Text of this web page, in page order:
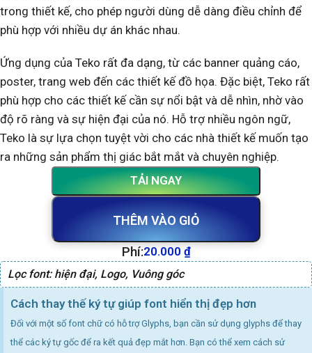
trong thiết kế, cho phép người dùng dễ dàng điều chỉnh để
phù hợp với nhiều dự án khác nhau.
Ứng dụng của Teko rất đa dạng, từ các banner quảng cáo,
poster, trang web đến các thiết kế đồ họa. Đặc biệt, Teko rất
phù hợp cho các thiết kế cần sự nổi bật và dễ nhìn, nhờ vào
độ rõ ràng và sự hiện đại của nó. Hỗ trợ nhiều ngôn ngữ,
Teko là sự lựa chọn tuyệt vời cho các nhà thiết kế muốn tạo
ra những sản phẩm thị giác bắt mắt và chuyên nghiệp.
THÊM VÀO GIỎ
TẢI NGAY
Phí:20.000 ₫
Lọc font: hiện đại, Logo, Vuông góc
Cách thay thế ký tự giúp font hiển thị đẹp hơn
Đối với một số font chữ có hỗ trợ Glyphs, bạn cần sử dụng glyphs để thay
thể các ký tự gốc để ra kết quả đẹp mắt hơn. Bạn có thể xem cách sử